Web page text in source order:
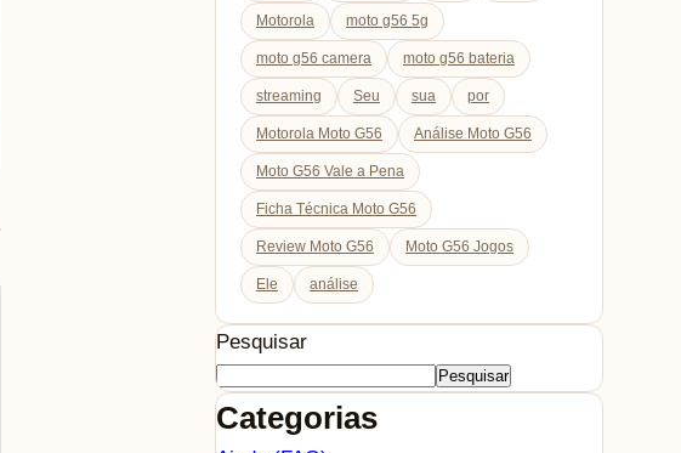
Motorola moto g56 5g
moto g56 camera moto g56 bateria
streaming Seu sua por
Motorola Moto G56 Análise Moto G56
Moto G56 Vale a Pena
Ficha Técnica Moto G56
Review Moto G56 Moto G56 Jogos
Ele análise
Pesquisar
Pesquisar
Categorias